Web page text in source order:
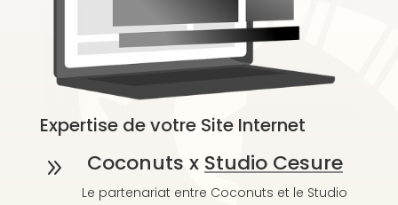
Expertise de votre Site Internet
9 Coconuts x Studio Cesure
Le partenariat entre Coconuts et le Studio